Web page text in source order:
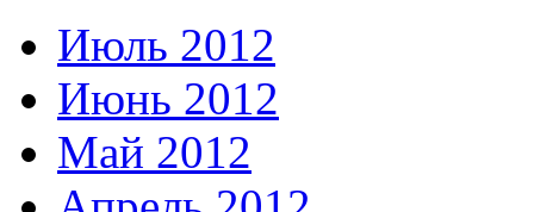
Июль 2012
Июнь 2012
Май 2012